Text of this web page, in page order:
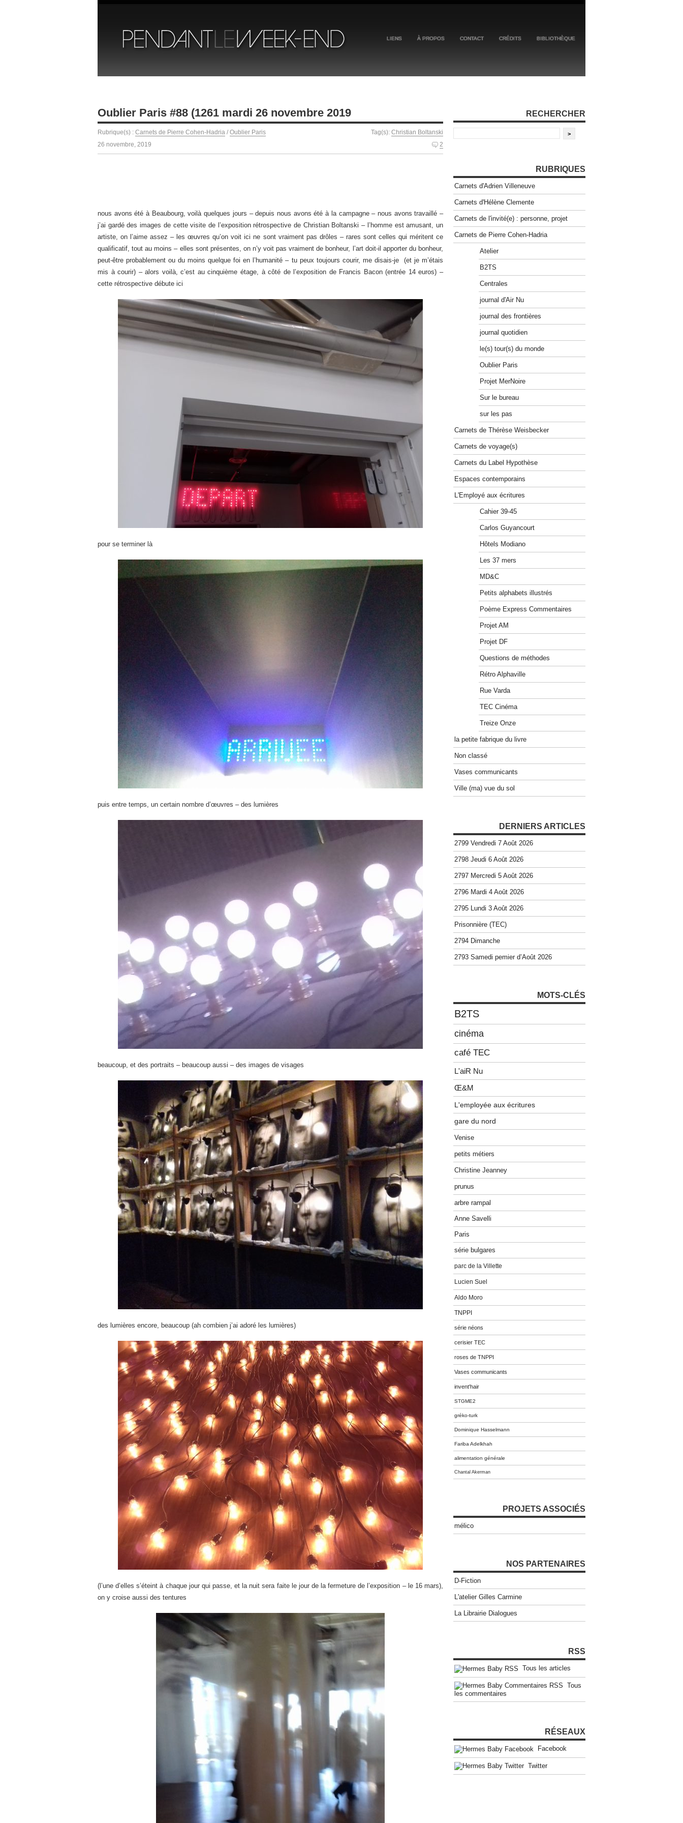
LIENS À PROPOS CONTACT CRÉDITS BIBLIOTHÈQUE
Oublier Paris #88 (1261 mardi 26 novembre 2019
Rubrique(s) : Carnets de Pierre Cohen-Hadria / Oublier Paris Tag(s): Christian Boltanski
26 novembre, 2019
2
nous avons été à Beaubourg, voilà quelques jours – depuis nous avons été à la campagne – nous avons travaillé –
j’ai gardé des images de cette visite de l’exposition rétrospective de Christian Boltanski – l’homme est amusant, un
artiste, on l’aime assez – les œuvres qu’on voit ici ne sont vraiment pas drôles – rares sont celles qui méritent ce
qualificatif, tout au moins – elles sont présentes, on n’y voit pas vraiment de bonheur, l’art doit-il apporter du bonheur,
peut-être probablement ou du moins quelque foi en l’humanité – tu peux toujours courir, me disais-je (et je m’étais
mis à courir) – alors voilà, c’est au cinquième étage, à côté de l’exposition de Francis Bacon (entrée 14 euros) –
cette rétrospective débute ici
pour se terminer là
puis entre temps, un certain nombre d’œuvres – des lumières
beaucoup, et des portraits – beaucoup aussi – des images de visages
des lumières encore, beaucoup (ah combien j’ai adoré les lumières)
(l’une d’elles s’éteint à chaque jour qui passe, et la nuit sera faite le jour de la fermeture de l’exposition – le 16 mars),
on y croise aussi des tentures
RECHERCHER
RUBRIQUES
Carnets d'Adrien Villeneuve
Carnets d'Hélène Clemente
Carnets de l'invité(e) : personne, projet
Carnets de Pierre Cohen-Hadria
Atelier
B2TS
Centrales
journal d'Air Nu
journal des frontières
journal quotidien
le(s) tour(s) du monde
Oublier Paris
Projet MerNoire
Sur le bureau
sur les pas
Carnets de Thérèse Weisbecker
Carnets de voyage(s)
Carnets du Label Hypothèse
Espaces contemporains
L'Employé aux écritures
Cahier 39-45
Carlos Guyancourt
Hôtels Modiano
Les 37 mers
MD&C
Petits alphabets illustrés
Poème Express Commentaires
Projet AM
Projet DF
Questions de méthodes
Rétro Alphaville
Rue Varda
TEC Cinéma
Treize Onze
la petite fabrique du livre
Non classé
Vases communicants
Ville (ma) vue du sol
DERNIERS ARTICLES
2799 Vendredi 7 Août 2026
2798 Jeudi 6 Août 2026
2797 Mercredi 5 Août 2026
2796 Mardi 4 Août 2026
2795 Lundi 3 Août 2026
Prisonnière (TEC)
2794 Dimanche
2793 Samedi pemier d’Août 2026
MOTS-CLÉS
B2TS
cinéma
café TEC
L'aiR Nu
Œ&M
L'employée aux écritures
gare du nord
Venise
petits métiers
Christine Jeanney
prunus
arbre rampal
Anne Savelli
Paris
série bulgares
parc de la Villette
Lucien Suel
Aldo Moro
TNPPI
série néons
cerisier TEC
roses de TNPPI
Vases communicants
invent'hair
STGME2
gréko-turk
Dominique Hasselmann
Fariba Adelkhah
alimentation générale
Chantal Akerman
PROJETS ASSOCIÉS
mélico
NOS PARTENAIRES
D-Fiction
L'atelier Gilles Carmine
La Librairie Dialogues
RSS
Tous les articles
Tous
les commentaires
RÉSEAUX
Facebook
Twitter